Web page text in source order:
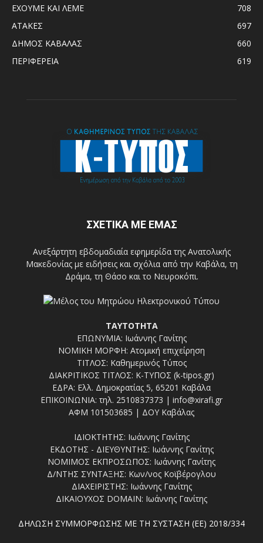
ΕΧΟΥΜΕ ΚΑΙ ΛΕΜΕ
708
ΑΤΑΚΕΣ
697
ΔΗΜΟΣ ΚΑΒΑΛΑΣ
660
ΠΕΡΙΦΕΡΕΙΑ
619
ΣΧΕΤΙΚΑ ΜΕ ΕΜΑΣ
Ανεξάρτητη εβδομαδιαία εφημερίδα της Ανατολικής
Μακεδονίας με ειδήσεις και σχόλια από την Καβάλα, τη
Δράμα, τη Θάσο και το Νευροκόπι.
ΤΑΥΤΟΤΗΤΑ
ΕΠΩΝΥΜΙΑ: Ιωάννης Γανίτης
ΝΟΜΙΚΗ ΜΟΡΦΗ: Ατομική επιχείρηση
ΤΙΤΛΟΣ: Καθημερινός Τύπος
ΔΙΑΚΡΙΤΙΚΟΣ ΤΙΤΛΟΣ: Κ-ΤΥΠΟΣ (k-tipos.gr)
ΕΔΡΑ: Ελλ. Δημοκρατίας 5, 65201 Καβάλα
ΕΠΙΚΟΙΝΩΝΙΑ: τηλ. 2510837373 | info@xirafi.gr
ΑΦΜ 101503685 | ΔΟΥ Καβάλας
ΙΔΙΟΚΤΗΤΗΣ: Ιωάννης Γανίτης
ΕΚΔΟΤΗΣ - ΔΙΕΥΘΥΝΤΗΣ: Ιωάννης Γανίτης
ΝΟΜΙΜΟΣ ΕΚΠΡΟΣΩΠΟΣ: Ιωάννης Γανίτης
Δ/ΝΤΗΣ ΣΥΝΤΑΞΗΣ: Κων/νος Κοϊβέρογλου
ΔΙΑΧΕΙΡΙΣΤΗΣ: Ιωάννης Γανίτης
ΔΙΚΑΙΟΥΧΟΣ DOMAIN: Ιωάννης Γανίτης
ΔΗΛΩΣΗ ΣΥΜΜΟΡΦΩΣΗΣ ΜΕ ΤΗ ΣΥΣΤΑΣΗ (ΕΕ) 2018/334